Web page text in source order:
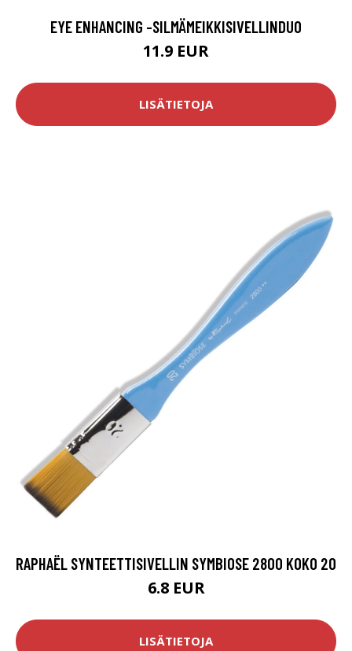
EYE ENHANCING -SILMÄMEIKKISIVELLINDUO
11.9 EUR
LISÄTIETOJA
RAPHAËL SYNTEETTISIVELLIN SYMBIOSE 2800 KOKO 20
6.8 EUR
LISÄTIETOJA